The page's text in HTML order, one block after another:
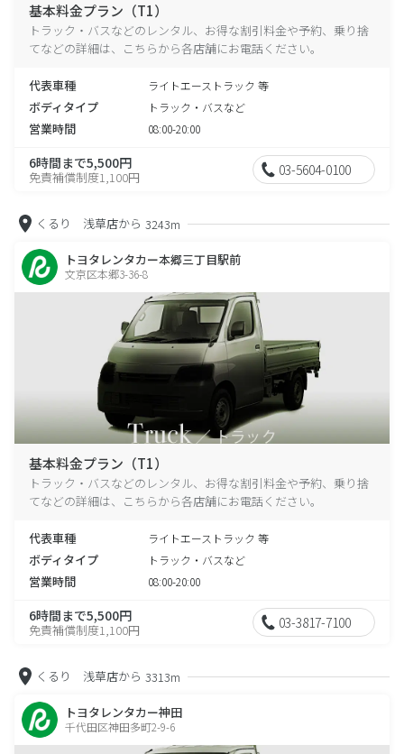
基本料金プラン（T1）
トラック・バスなどのレンタル、お得な割引料金や予約、乗り捨
てなどの詳細は、こちらから各店舗にお電話ください。
代表車種 ライトエーストラック 等
ボディタイプ トラック・バスなど
営業時間 08:00-20:00
6時間まで5,500円
免責補償制度1,100円 03-5604-0100
くるり 浅草店から 3243m
トヨタレンタカー本郷三丁目駅前
文京区本郷3-36-8
基本料金プラン（T1）
トラック・バスなどのレンタル、お得な割引料金や予約、乗り捨
てなどの詳細は、こちらから各店舗にお電話ください。
代表車種 ライトエーストラック 等
ボディタイプ トラック・バスなど
営業時間 08:00-20:00
6時間まで5,500円
免責補償制度1,100円 03-3817-7100
くるり 浅草店から 3313m
トヨタレンタカー神田
千代田区神田多町2-9-6